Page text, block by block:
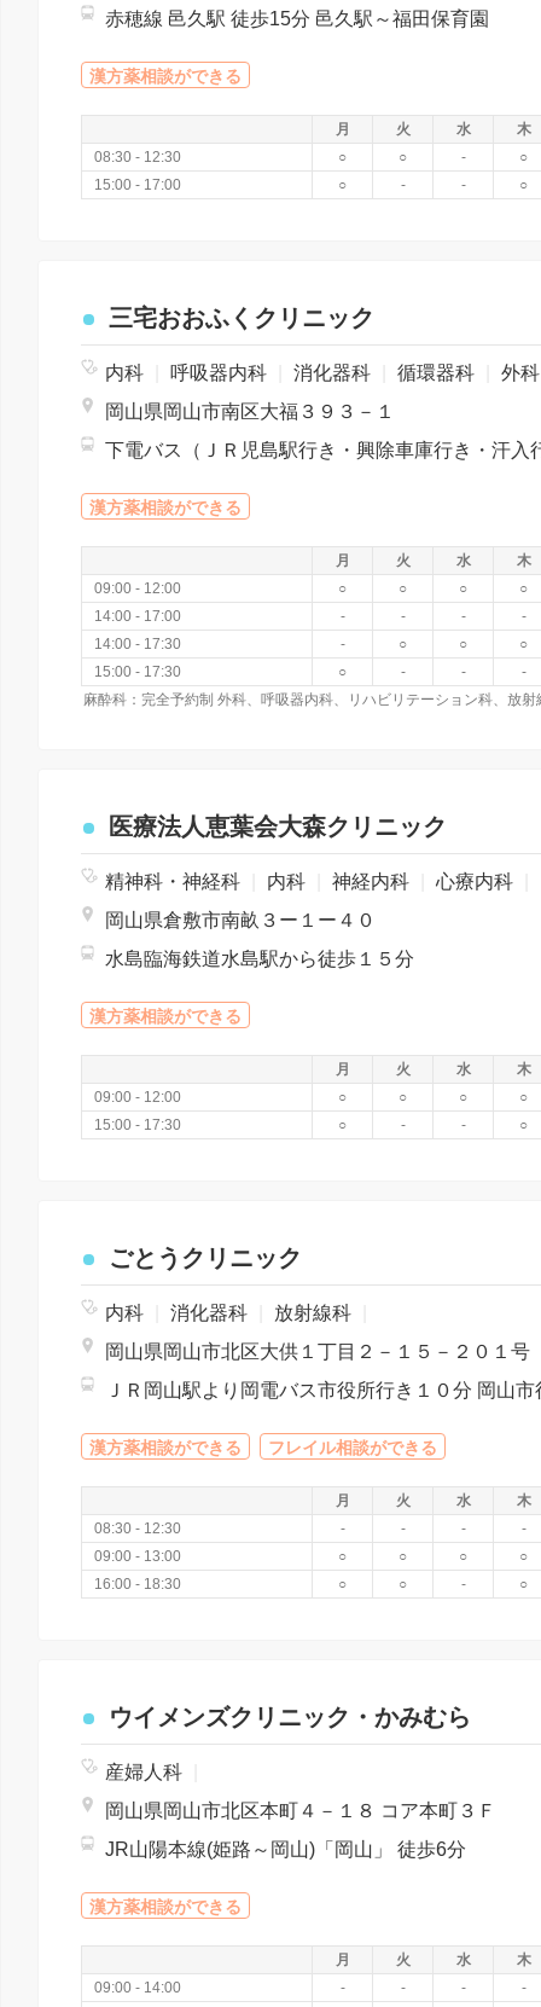
赤穂線 邑久駅 徒歩15分 邑久駅～福田保育園
漢方薬相談ができる
月 火 水
木
08:30 - 12:30
○ ○ -
○
15:00 - 17:00
○ - - ○
三宅おおふくクリニック
内科 呼吸器内科 消化器科 循環器科
外
岡山県岡山市南区大福３９３－１
漢方薬相談ができる
月 火 水
木
09:00 - 12:00
○ ○ ○
○
14:00 - 17:00
- - -
-
14:00 - 17:30
- ○ ○
○
15:00 - 17:30
○ - - -
医療法人恵葉会大森クリニック
精神科・神経科 内科 神経内科 心療内科
岡山県倉敷市南畝３ー１ー４０
水島臨海鉄道水島駅から徒歩１５分
漢方薬相談ができる
月 火 水
木
09:00 - 12:00
○ ○ ○
○
15:00 - 17:30
○ - - ○
ごとうクリニック
内科 消化器科 放射線科
岡山県岡山市北区大供１丁目２－１５－２０１号
漢方薬相談ができる フレイル相談ができる
月 火 水
木
08:30 - 12:30
- - -
-
09:00 - 13:00
○ ○ ○
○
16:00 - 18:30
○ ○ - ○
ウイメンズクリニック・かみむら
産婦人科
岡山県岡山市北区本町４－１８ コア本町３Ｆ
JR山陽本線(姫路～岡山)「岡山」 徒歩6分
漢方薬相談ができる
月 火 水
木
09:00 - 14:00
- - - -